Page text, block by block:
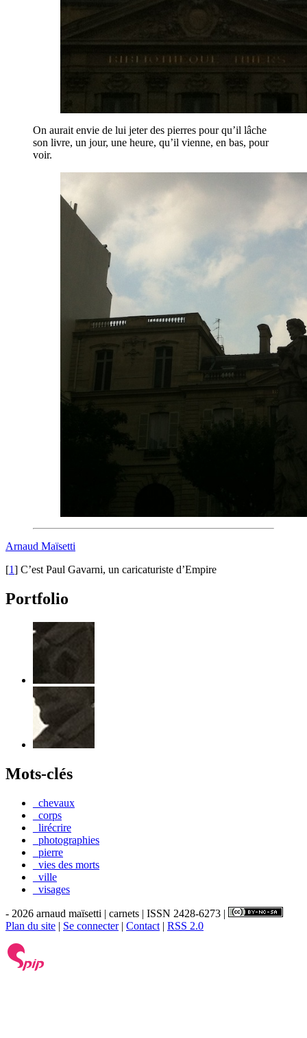
On aurait envie de lui jeter des pierres pour qu’il lâche
son livre, un jour, une heure, qu’il vienne, en bas, pour
voir.
Arnaud Maïsetti
[1] C’est Paul Gavarni, un caricaturiste d’Empire
Portfolio
Mots-clés
_chevaux
_corps
_lirécrire
_photographies
_pierre
_vies des morts
_ville
_visages
- 2026 arnaud maïsetti | carnets | ISSN 2428-6273 |
Plan du site | Se connecter| Contact | RSS 2.0